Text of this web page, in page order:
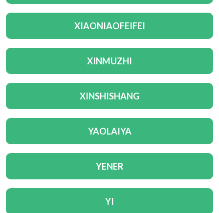
XIAONIAOFEIFEI
XINMUZHI
XINSHISHANG
YAOLAIYA
YENER
YI